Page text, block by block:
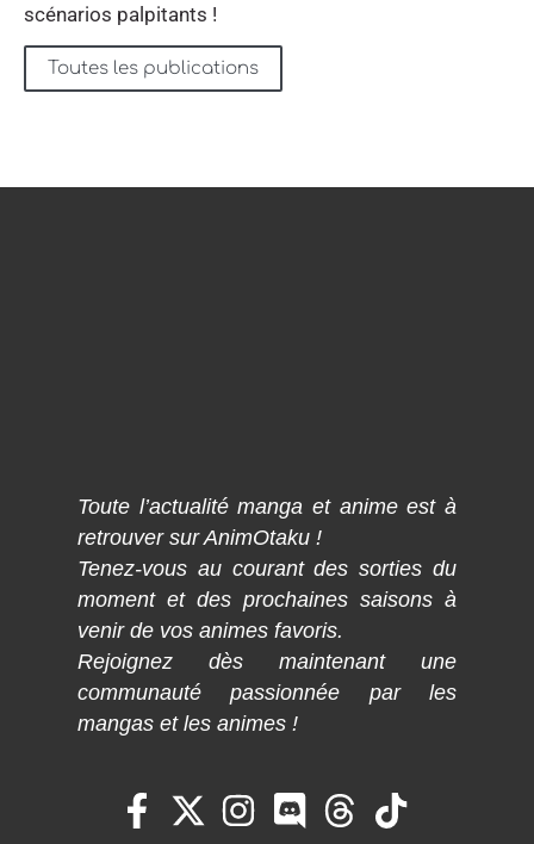
scénarios palpitants !
Toutes les publications
Toute l’actualité manga et anime est à
retrouver sur AnimOtaku !
Tenez-vous au courant des sorties du
moment et des prochaines saisons à
venir de vos animes favoris.
Rejoignez dès maintenant une
communauté passionnée par les
mangas et les animes !